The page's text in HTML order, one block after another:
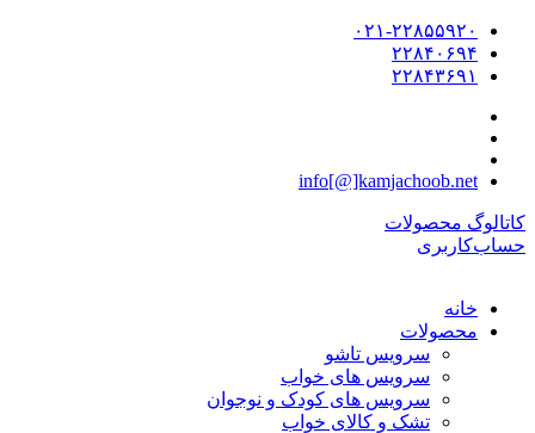
۰۲۱-۲۲۸۵۵۹۲۰
۲۲۸۴۰۶۹۴
۲۲۸۴۳۶۹۱
info[@]kamjachoob.net
کاتالوگ محصولات
حساب‌کاربری
خانه
محصولات
سرویس تاشو
سرویس های خواب
سرویس های کودک و نوجوان
تشک و کالای خواب